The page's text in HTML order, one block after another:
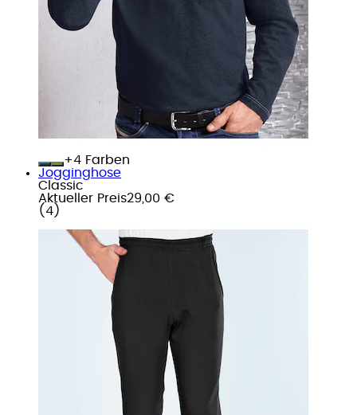
+
Farben
Jogginghose
Classic
Aktueller Preis29,00 €
( 4 )